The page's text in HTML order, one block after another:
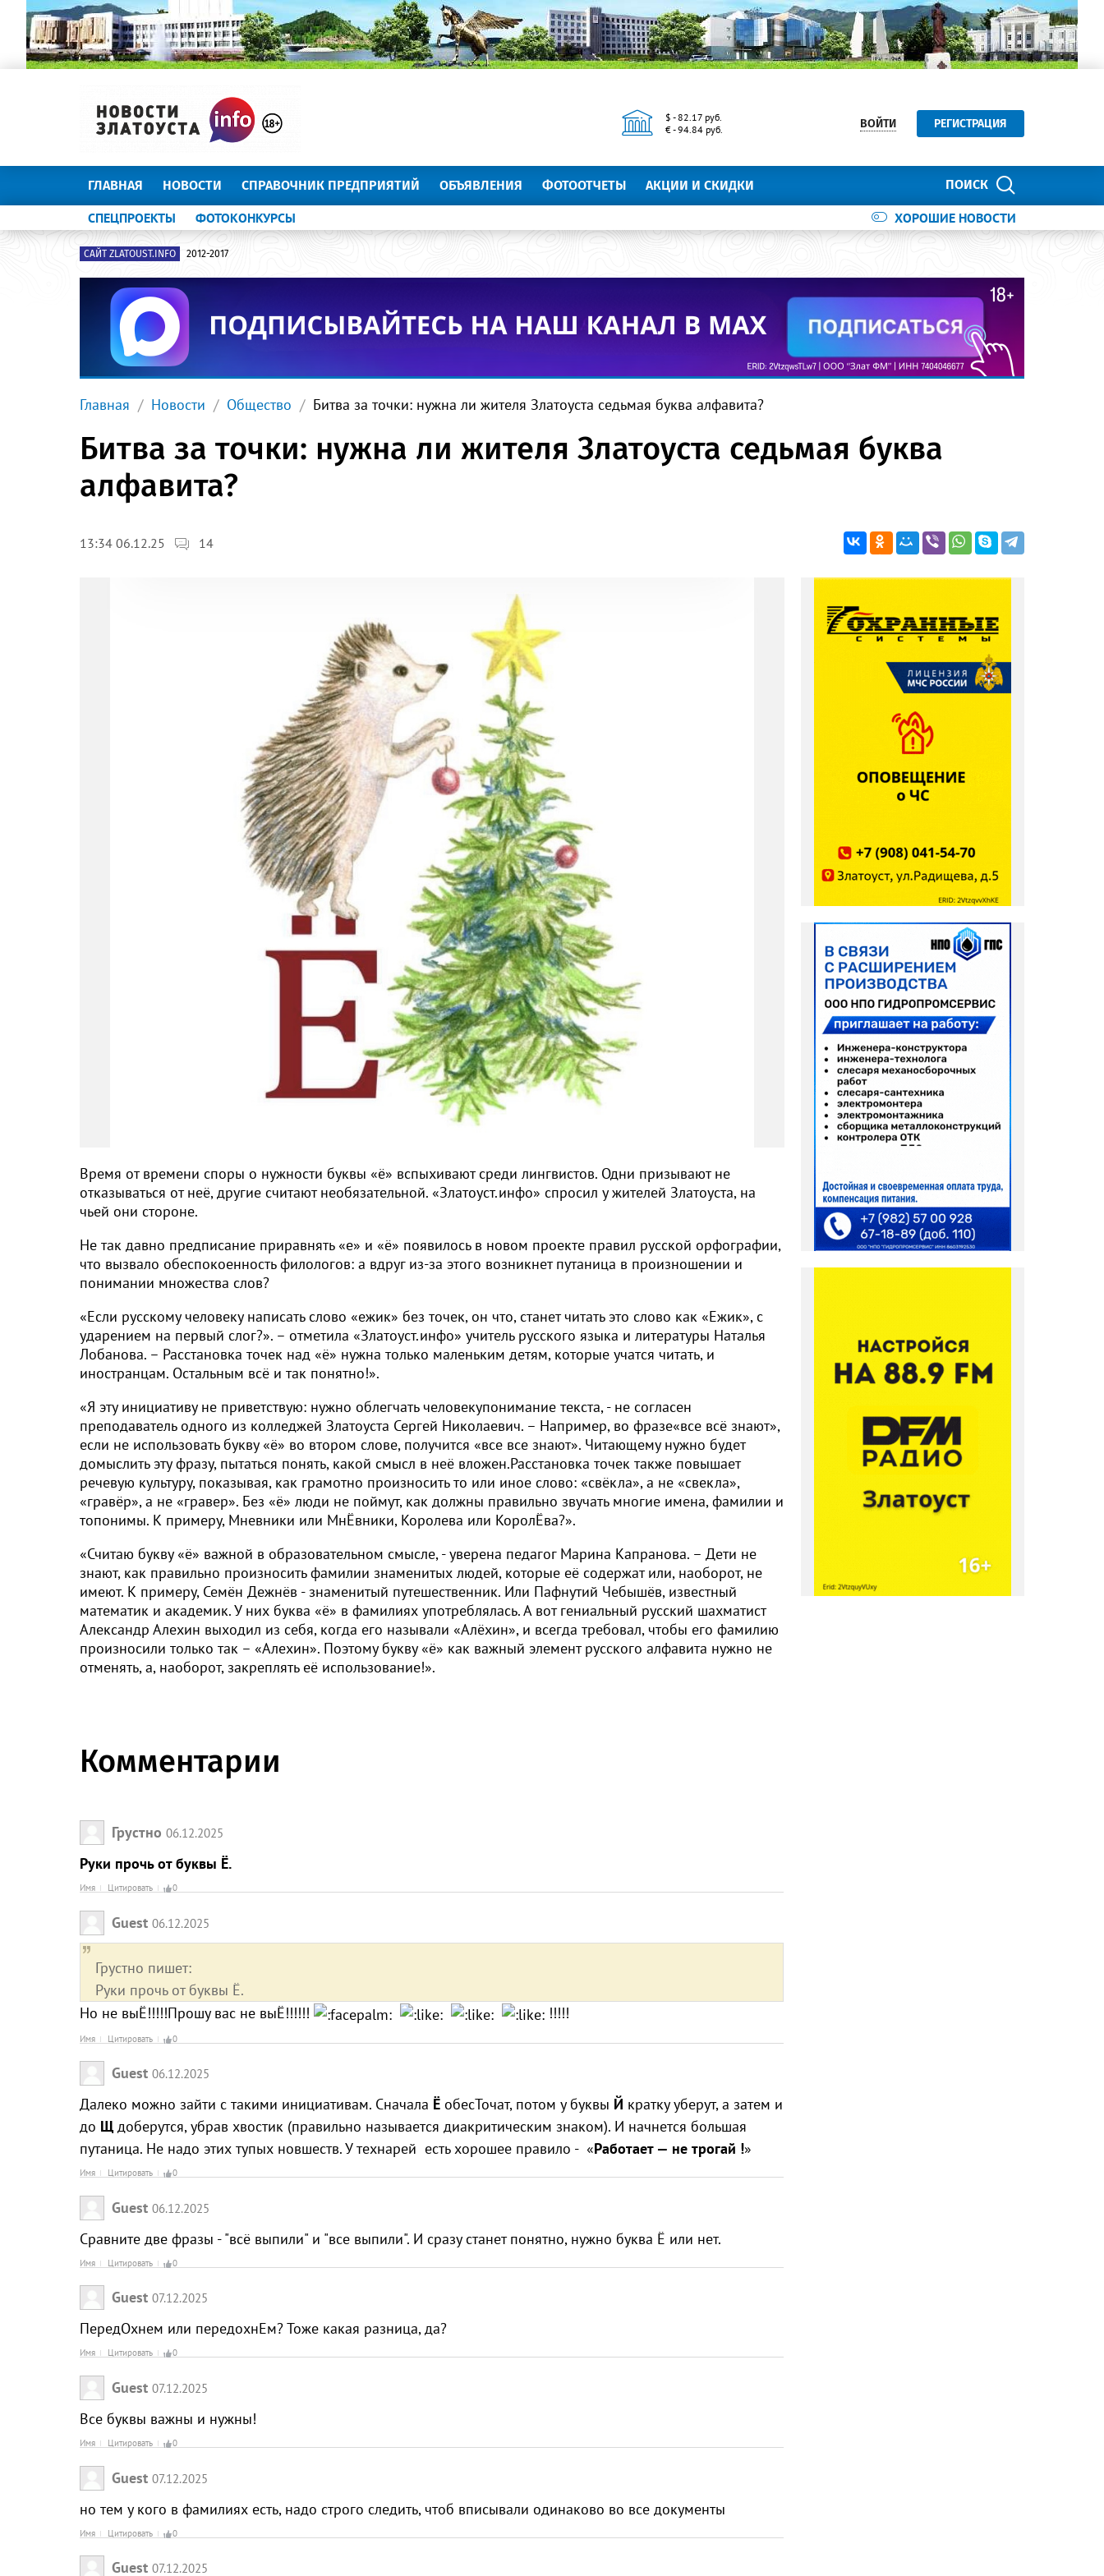
$ - 82.17 руб.
€ - 94.84 руб.
ВОЙТИ РЕГИСТРАЦИЯ
ПОИСК
ГЛАВНАЯ НОВОСТИ СПРАВОЧНИК ПРЕДПРИЯТИЙ ОБЪЯВЛЕНИЯ ФОТООТЧЕТЫ АКЦИИ И СКИДКИ
ХОРОШИЕ НОВОСТИ
СПЕЦПРОЕКТЫ ФОТОКОНКУРСЫ
САЙТ ZLATOUST.INFO 2012-2017
Главная Новости Общество Битва за точки: нужна ли жителя Златоуста седьмая буква алфавита?
Битва за точки: нужна ли жителя Златоуста седьмая буква
алфавита?
13:34 06.12.25 14
Время от времени споры о нужности буквы «ё» вспыхивают среди лингвистов. Одни призывают не
отказываться от неё, другие считают необязательной. «Златоуст.инфо» спросил у жителей Златоуста, на
чьей они стороне.
Не так давно предписание приравнять «е» и «ё» появилось в новом проекте правил русской орфографии,
что вызвало обеспокоенность филологов: а вдруг из-за этого возникнет путаница в произношении и
понимании множества слов?
«Если русскому человеку написать слово «ежик» без точек, он что, станет читать это слово как «Ежик», с
ударением на первый слог?». – отметила «Златоуст.инфо» учитель русского языка и литературы Наталья
Лобанова. – Расстановка точек над «ё» нужна только маленьким детям, которые учатся читать, и
иностранцам. Остальным всё и так понятно!».
«Я эту инициативу не приветствую: нужно облегчать человекупонимание текста, - не согласен
преподаватель одного из колледжей Златоуста Сергей Николаевич. – Например, во фразе«все всё знают»,
если не использовать букву «ё» во втором слове, получится «все все знают». Читающему нужно будет
домыслить эту фразу, пытаться понять, какой смысл в неё вложен.Расстановка точек также повышает
речевую культуру, показывая, как грамотно произносить то или иное слово: «свёкла», а не «свекла»,
«гравёр», а не «гравер». Без «ё» люди не поймут, как должны правильно звучать многие имена, фамилии и
топонимы. К примеру, Мневники или МнЁвники, Королева или КоролЁва?».
«Считаю букву «ё» важной в образовательном смысле, - уверена педагог Марина Капранова. – Дети не
знают, как правильно произносить фамилии знаменитых людей, которые её содержат или, наоборот, не
имеют. К примеру, Семён Дежнёв - знаменитый путешественник. Или Пафнутий Чебышёв, известный
математик и академик. У них буква «ё» в фамилиях употреблялась. А вот гениальный русский шахматист
Александр Алехин выходил из себя, когда его называли «Алёхин», и всегда требовал, чтобы его фамилию
произносили только так – «Алехин». Поэтому букву «ё» как важный элемент русского алфавита нужно не
отменять, а, наоборот, закреплять её использование!».
Комментарии
Грустно 06.12.2025
Руки прочь от буквы Ё.
Имя Цитировать 0
Guest 06.12.2025
Грустно пишет:
Руки прочь от буквы Ё.
Но не выЁ!!!!!Прошу вас не выЁ!!!!!!
!!!!!
Имя Цитировать 0
Guest 06.12.2025
Далеко можно зайти с такими инициативам. Сначала Ё обесТочат, потом у буквы Й кратку уберут, а затем и
до Щ доберутся, убрав хвостик (правильно называется диакритическим знаком). И начнется большая
путаница. Не надо этих тупых новшеств. У технарей есть хорошее правило - «Работает — не трогай !»
Имя Цитировать 0
Guest 06.12.2025
Сравните две фразы - "всё выпили" и "все выпили". И сразу станет понятно, нужно буква Ё или нет.
Имя Цитировать 0
Guest 07.12.2025
ПередОхнем или передохнЕм? Тоже какая разница, да?
Имя Цитировать 0
Guest 07.12.2025
Все буквы важны и нужны!
Имя Цитировать 0
Guest 07.12.2025
но тем у кого в фамилиях есть, надо строго следить, чтоб вписывали одинаково во все документы
Имя Цитировать 0
Guest 07.12.2025